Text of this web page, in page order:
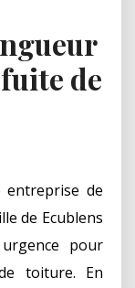
de
de
de Ecublens
pour
toiture. En